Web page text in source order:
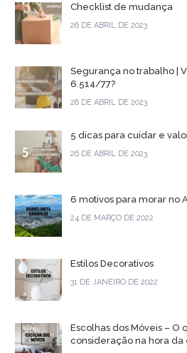
Checklist de mudança
26 DE ABRIL DE 2023
Segurança no trabalho |
6.514/77?
26 DE ABRIL DE 2023
5 dicas para cuidar e
26 DE ABRIL DE 2023
6 motivos para morar no
24 DE MARÇO DE 2022
Estilos Decorativos
31 DE JANEIRO DE 2022
Escolhas dos Móveis – O
consideração na hora da